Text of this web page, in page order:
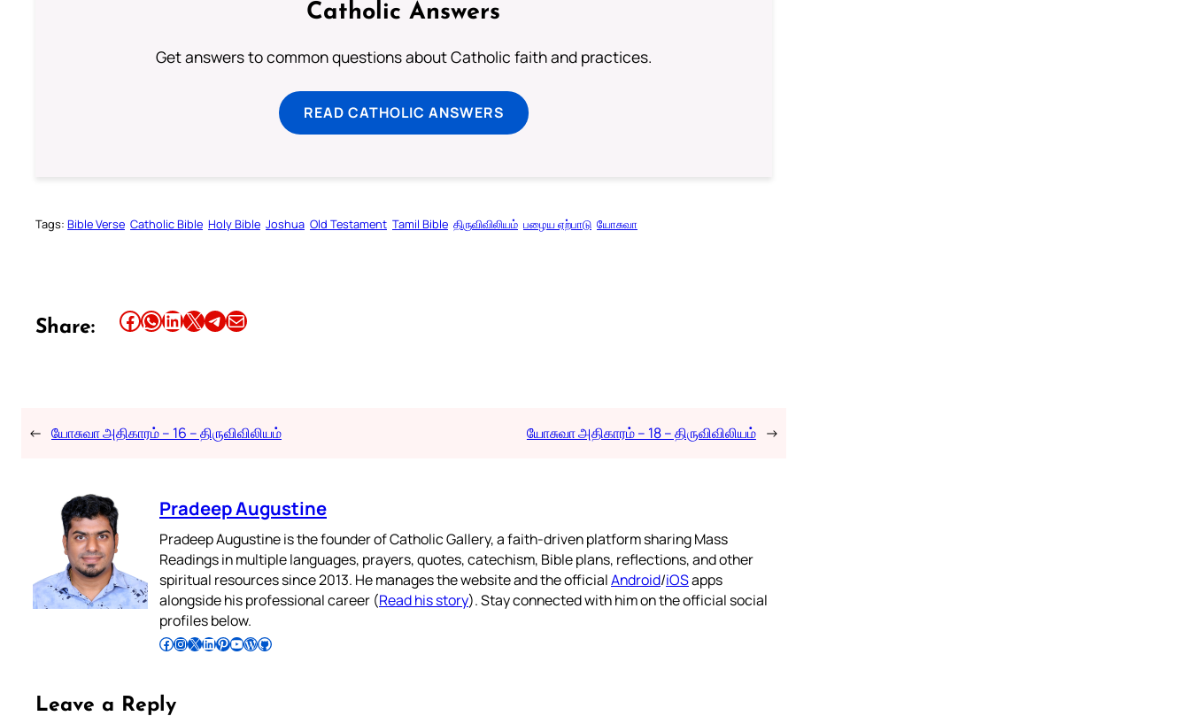
Catholic Answers
Get answers to common questions about Catholic faith and practices.
READ CATHOLIC ANSWERS
Tags: Bible Verse Catholic Bible Holy Bible Joshua Old Testament Tamil Bible திருவிவிலியம் பழைய ஏற்பாடு யோசுவா
Share: Share this article on Facebook Share this article on WhatsApp Share this article on LinkedIn Share this article on X Share this article on TelegramEmail this Article
← யோசுவா அதிகாரம் – 16 – திருவிவிலியம் யோசுவா அதிகாரம் – 18 – திருவிவிலியம் →
Pradeep Augustine
Pradeep Augustine is the founder of Catholic Gallery, a faith-driven platform sharing Mass
Readings in multiple languages, prayers, quotes, catechism, Bible plans, reflections, and other
spiritual resources since 2013. He manages the website and the officialAndroid/iOSapps
alongside his professional career (Read his story). Stay connected with him on the official social
profiles below.
Follow Pradeep on Facebook Follow Pradeep on InstagramFollow Pradeep on X Follow Pradeep on LinkedIn Follow Pradeep on Pinterest Subscribe to Pradeep’s Youtube Channel Follow Pradeep on WordPress Follow Pradeep on GitHub
Leave a Reply